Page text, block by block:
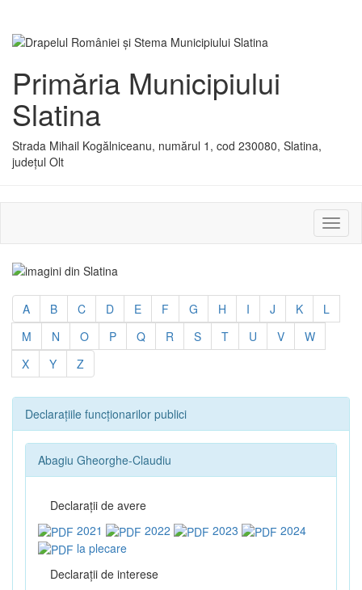
Primăria Municipiului
Slatina
Strada Mihail Kogălniceanu, numărul 1, cod 230080, Slatina,
județul Olt
sau
A B C D E F G H I J K
L
M
N O P Q R S T U V
W
X
Y Z
Declarațiile funcționarilor publici
Abagiu Gheorghe-Claudiu
Declaraţii de avere
2021
2022 2023
2024
la plecare
Declaraţii de interese